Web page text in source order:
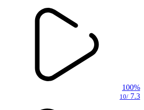
100%
7.3
/10